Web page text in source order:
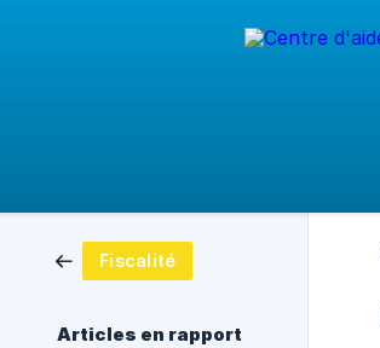
Fiscalité
Articles en rapport